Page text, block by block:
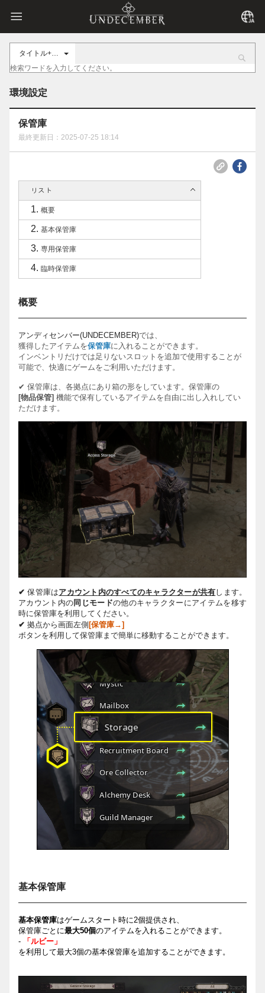
タイトル+内容
環境設定
保管庫
最終更新日：2025-07-25 18:14
リスト
概要
基本保管庫
専用保管庫
臨時保管庫
概要
アンディセンバー(UNDECEMBER)では、
獲得したアイテムを保管庫に入れることができます。
インベントリだけでは足りないスロットを追加で使用することが
可能で、快適にゲームをご利用いただけます。
✔ 保管庫は、各拠点にあり箱の形をしています。 保管庫の
[物品保管] 機能で保有しているアイテムを自由に出し入れしてい
ただけます。
✔ 保管庫はアカウント 内のすべてのキャラクターが共有します。
アカウント 内の同じモードの他のキャラクタ ー に アイテムを移す
時に保管庫を利用してください。
✔ 拠点から画面左側 [保管庫→]
ボタンを利用して保管庫まで簡単に移動することができます。
基本保管庫
基本保管庫はゲー ムスタ ー ト時に2個提供され、
保管庫ごとに最大50個のアイテムを入れることができます。
-
「ルビー」
を利用して最大3個の基本保管庫を追加することができます。